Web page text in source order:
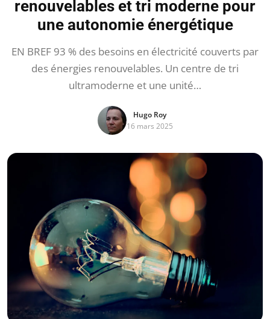
renouvelables et tri moderne pour
une autonomie énergétique
EN BREF 93 % des besoins en électricité couverts par
des énergies renouvelables. Un centre de tri
ultramoderne et une unité…
Hugo Roy
16 mars 2025